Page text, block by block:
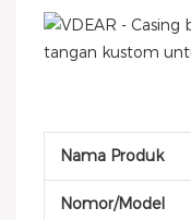
Nama Produk
Nomor/Model